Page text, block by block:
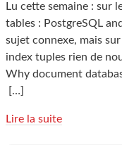
Lu cette semaine : sur
tables : PostgreSQL
sujet connexe, mais
index tuples rien de
Why document
[…]
Lire la suite